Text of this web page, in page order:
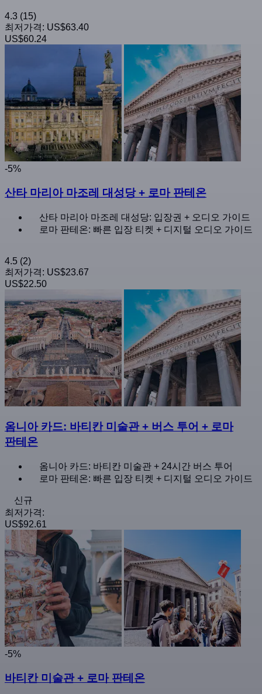
4.3 (15)
최저가격: US$63.40
US$60.24
-5%
산타 마리아 마조레 대성당 + 로마 판테온
산타 마리아 마조레 대성당: 입장권 + 오디오 가이드
로마 판테온: 빠른 입장 티켓 + 디지털 오디오 가이드
4.5 (2)
최저가격: US$23.67
US$22.50
옴니아 카드: 바티칸 미술관 + 버스 투어 + 로마
판테온
옴니아 카드: 바티칸 미술관 + 24시간 버스 투어
로마 판테온: 빠른 입장 티켓 + 디지털 오디오 가이드
신규
최저가격:
US$92.61
-5%
바티칸 미술관 + 로마 판테온